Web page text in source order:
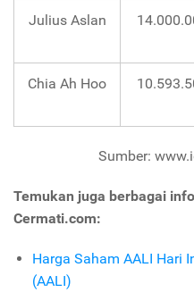
Julius Aslan
Chia Ah Hoo
Sumber:
Temukan juga berbagai
Cermati.com:
Harga Saham AALI Hari
(AALI)